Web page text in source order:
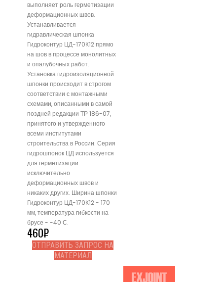
выполняет роль герметизации
деформационных швов.
Устанавливается
гидравлическая шпонка
Гидроконтур ЦД-170К12 прямо
на шов в процессе монолитных
и опалубочных работ.
Установка гидроизоляционной
шпонки происходит в строгом
соответствии с монтажными
схемами, описанными в самой
поздней редакции ТР 186-07,
принятого и утвержденного
всеми институтами
строительства в России. Серия
гидрошпонок ЦД используется
для герметизации
исключительно
деформационных швов и
никаких других. Ширина шпонки
Гидроконтур ЦД-170К12 - 170
мм, температура гибкости на
брусе - -40 С.
460₽
ОТПРАВИТЬ ЗАПРОС НА
МАТЕРИАЛ